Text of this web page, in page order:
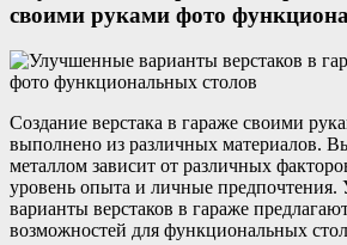
своими руками фото
Создание верстака в гараже своими
выполнено из различных материалов.
металлом зависит от различных
уровень опыта и личные
варианты верстаков в гараже
возможностей для функциональных